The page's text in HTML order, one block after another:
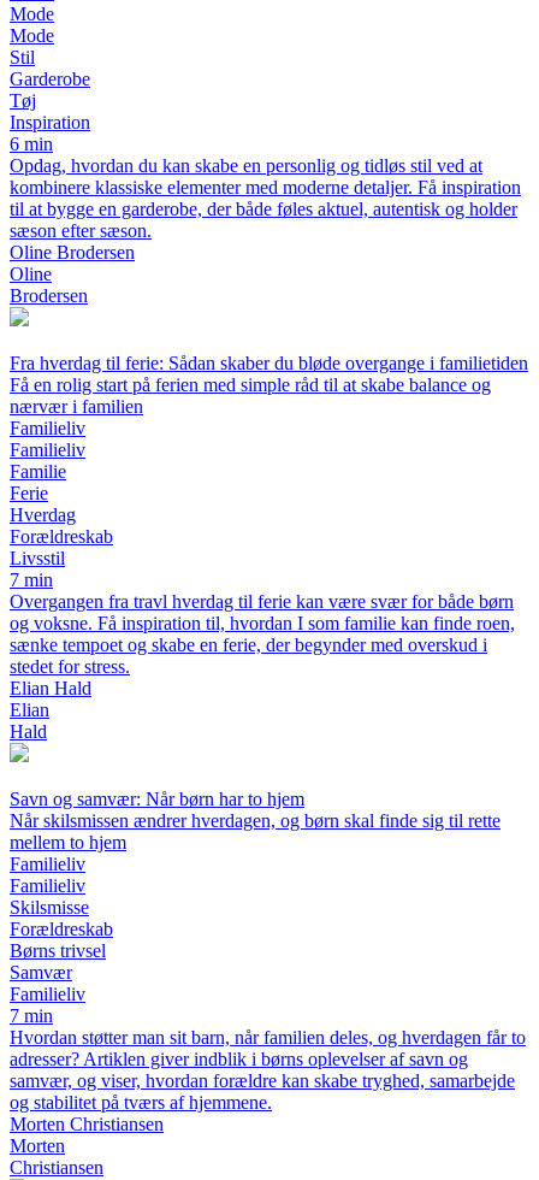
Mode
Mode
Stil
Garderobe
Tøj
Inspiration
6 min
Opdag, hvordan du kan skabe en personlig og tidløs stil ved at
kombinere klassiske elementer med moderne detaljer. Få inspiration
til at bygge en garderobe, der både føles aktuel, autentisk og holder
sæson efter sæson.
Oline Brodersen
Oline
Brodersen
Fra hverdag til ferie: Sådan skaber du bløde overgange i familietiden
Få en rolig start på ferien med simple råd til at skabe balance og
nærvær i familien
Familieliv
Familieliv
Familie
Ferie
Hverdag
Forældreskab
Livsstil
7 min
Overgangen fra travl hverdag til ferie kan være svær for både børn
og voksne. Få inspiration til, hvordan I som familie kan finde roen,
sænke tempoet og skabe en ferie, der begynder med overskud i
stedet for stress.
Elian Hald
Elian
Hald
Savn og samvær: Når børn har to hjem
Når skilsmissen ændrer hverdagen, og børn skal finde sig til rette
mellem to hjem
Familieliv
Familieliv
Skilsmisse
Forældreskab
Børns trivsel
Samvær
Familieliv
7 min
Hvordan støtter man sit barn, når familien deles, og hverdagen får to
adresser? Artiklen giver indblik i børns oplevelser af savn og
samvær, og viser, hvordan forældre kan skabe tryghed, samarbejde
og stabilitet på tværs af hjemmene.
Morten Christiansen
Morten
Christiansen